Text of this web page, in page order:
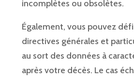
incomplètes ou obsolètes.
Également, vous pouvez
directives générales et
au sort des données à
après votre décès. Le cas